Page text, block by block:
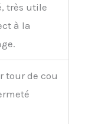
très utile
à la
tour de cou